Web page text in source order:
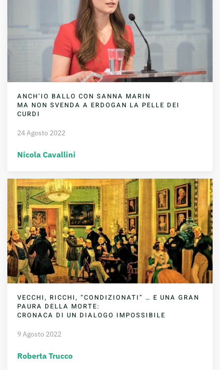
ANCH’IO BALLO CON SANNA MARIN
MA NON SVENDA A ERDOGAN LA PELLE DEI
CURDI
24 Agosto 2022
Nicola Cavallini
VECCHI, RICCHI, “CONDIZIONATI” … E UNA GRAN
PAURA DELLA MORTE:
CRONACA DI UN DIALOGO IMPOSSIBILE
9 Agosto 2022
Roberta Trucco